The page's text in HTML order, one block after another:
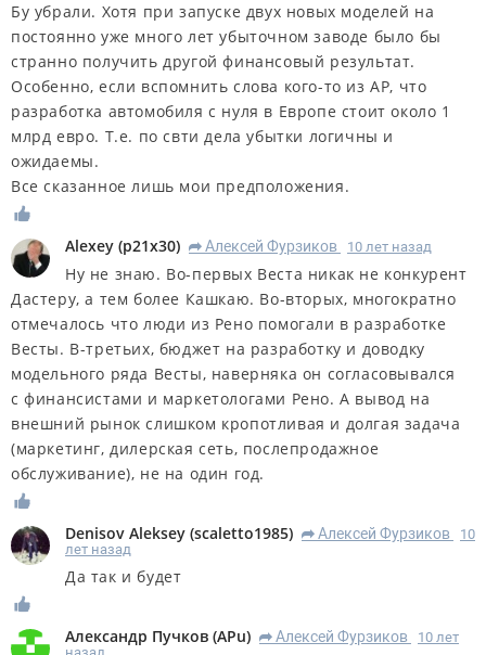
Бу убрали. Хотя при запуске двух новых моделей на
постоянно уже много лет убыточном заводе было бы
странно получить другой финансовый результат.
Особенно, если вспомнить слова кого-то из АР, что
разработка автомобиля с нуля в Европе стоит около 1
млрд евро. Т.е. по свти дела убытки логичны и
ожидаемы.
Все сказанное лишь мои предположения.
Alexey (p21x30) R Алексей Фурзиков 10 лет назад
Ну не знаю. Во-первых Веста никак не конкурент
Дастеру, а тем более Кашкаю. Во-вторых, многократно
отмечалось что люди из Рено помогали в разработке
Весты. В-третьих, бюджет на разработку и доводку
модельного ряда Весты, наверняка он согласовывался
с финансистами и маркетологами Рено. А вывод на
внешний рынок слишком кропотливая и долгая задача
(маркетинг, дилерская сеть, послепродажное
обслуживание), не на один год.
Denisov Aleksey (scaletto1985) R Алексей Фурзиков
10
лет назад
Да так и будет
Александр Пучков (APu) R Алексей Фурзиков
10 лет